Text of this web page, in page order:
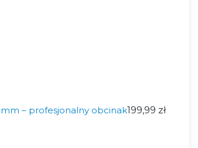
– profesjonalny obcinak199,99 zł